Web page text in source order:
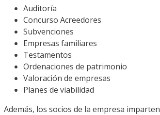
Auditoría
Concurso Acreedores
Subvenciones
Empresas familiares
Testamentos
Ordenaciones de patrimonio
Valoración de empresas
Planes de viabilidad
Además, los socios de la empresa imparten